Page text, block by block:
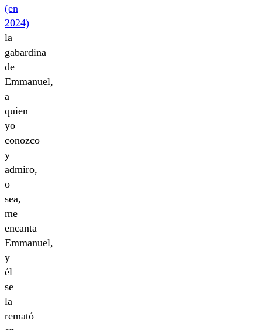
(en
2024)
la
gabardina
de
Emmanuel,
a
quien
yo
conozco
y
admiro,
o
sea,
me
encanta
Emmanuel,
y
él
se
la
remató